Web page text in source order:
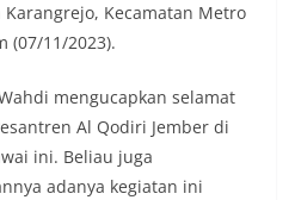
Kecamatan Metro
(07/11/2023).
mengucapkan selamat
Al Qodiri Jember di
ini. Beliau juga
adanya kegiatan ini